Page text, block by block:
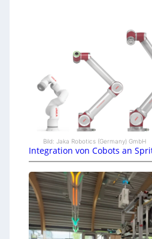
Bild: Jaka Robotics (Germany) GmbH
Integration von Cobots an